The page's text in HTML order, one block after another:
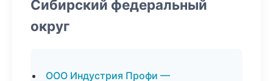
Сибирский федеральный
округ
ООО Индустрия Профи —